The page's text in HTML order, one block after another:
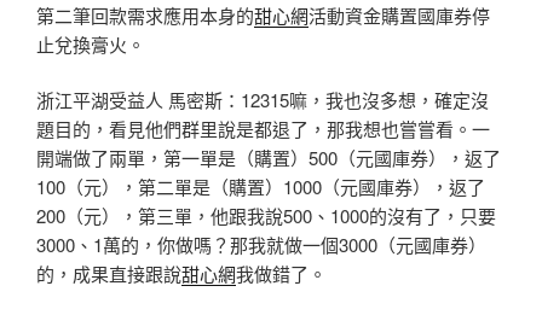
第二筆回款需求應用本身的甜心網活動資金購置國庫券停
止兌換膏火。
浙江平湖受益人 馬密斯：12315嘛，我也沒多想，確定沒
題目的，看見他們群里說是都退了，那我想也嘗嘗看。一
開端做了兩單，第一單是（購置）500（元國庫券），返了
100（元），第二單是（購置）1000（元國庫券），返了
200（元），第三單，他跟我說500、1000的沒有了，只要
3000、1萬的，你做嗎？那我就做一個3000（元國庫券）
的，成果直接跟說甜心網我做錯了。